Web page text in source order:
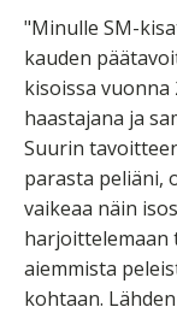
"Minulle SM-
kauden
kisoissa vuonna
haastajana ja
Suurin
parasta peliäni,
vaikeaa näin
harjoittelemaan
aiemmista
kohtaan.